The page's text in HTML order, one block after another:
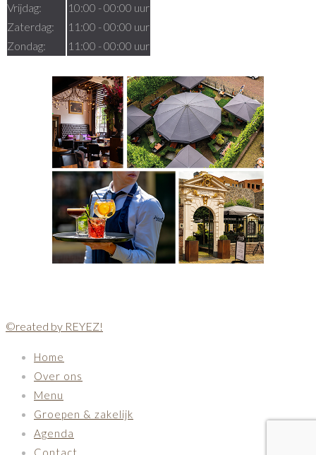
Vrijdag:
Zaterdag:
Zondag:
10:00 - 00:00 uur
11:00 - 00:00 uur
11:00 - 00:00 uur
©reated by REYEZ!
Home
Over ons
Menu
Groepen & zakelijk
Agenda
Contact